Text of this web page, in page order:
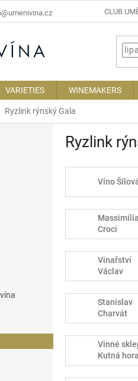
CLUB
VARIETIES WINEMAKERS
Ryzlink rýnský Gala
Ryzlink
Víno
Croci
Vinařství
Václav
Stanislav
Charvát
Vinné
Kutná hora